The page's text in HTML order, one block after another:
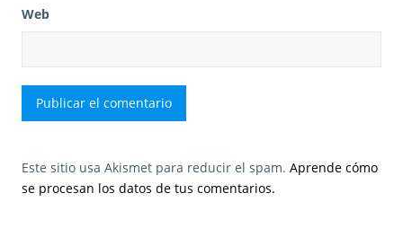
Web
Este sitio usa Akismet para reducir el spam. Aprende cómo
se procesan los datos de tus comentarios.